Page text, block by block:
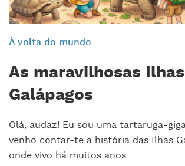
À volta do mundo
As maravilhosas Ilhas
Galápagos
Olá, audaz! Eu sou uma tartaruga-
venho contar-te a história das Ilhas
onde vivo há muitos anos.